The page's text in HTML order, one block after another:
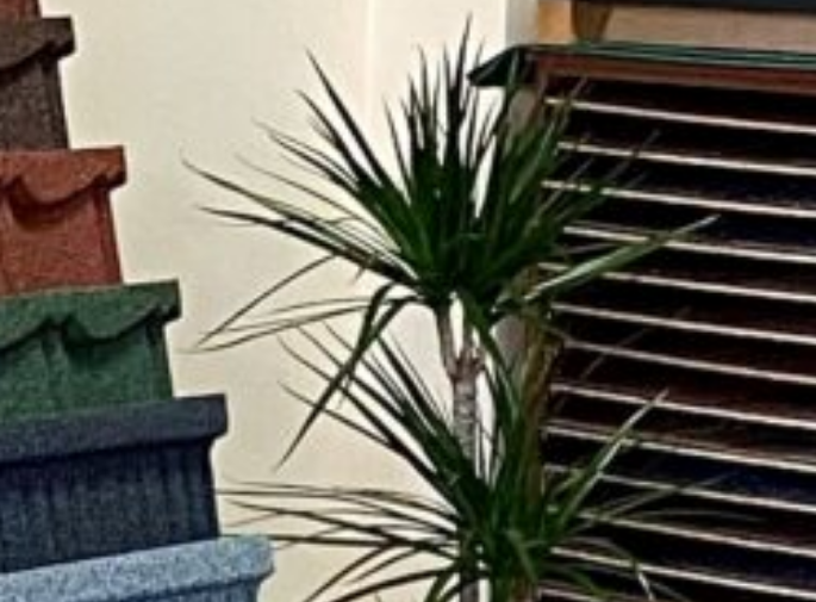
Facebook
TwitterViberTelegramMessenger